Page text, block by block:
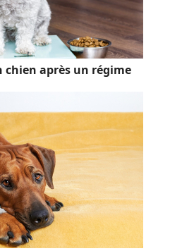
chien après un régime